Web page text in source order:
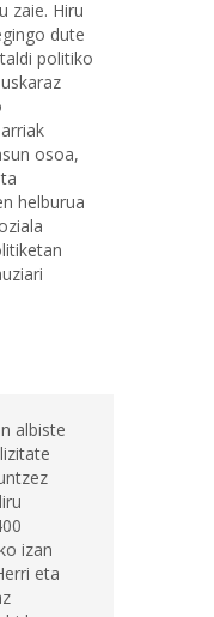
zaie. Hiru
dute
politiko
osoa,
helburua
albiste
izan
eta